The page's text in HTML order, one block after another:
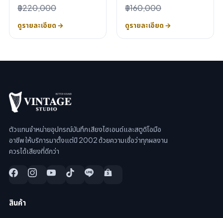
฿220,000
ดูรายละเอียด →
฿160,000
ดูรายละเอียด →
ตัวแทนจำหน่ายอุปกรณ์บันทึกเสียงไฮเอนด์และสตูดิโอมือ
อาชีพ ให้บริการมาตั้งแต่ปี 2002 ด้วยความเชื่อว่าทุกผลงาน
ควรได้เสียงที่ดีกว่า
สินค้า